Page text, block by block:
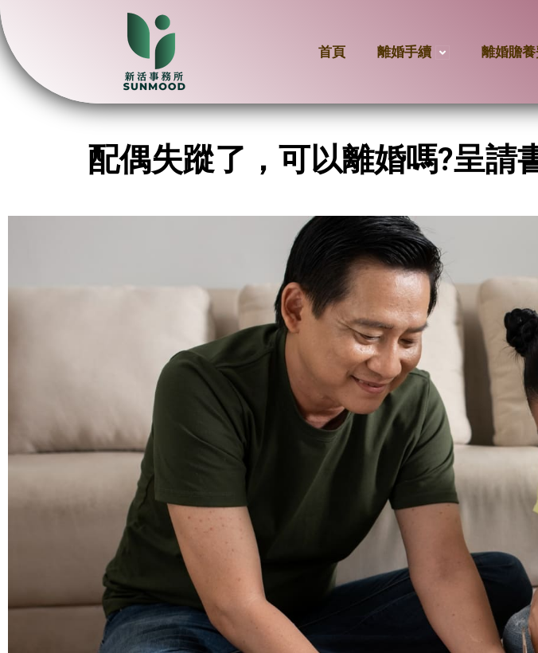
首頁 離婚手續 離婚贍
配偶失蹤了，可以離婚嗎?呈請